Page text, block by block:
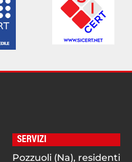
SERVIZI
Pozzuoli (Na), residenti